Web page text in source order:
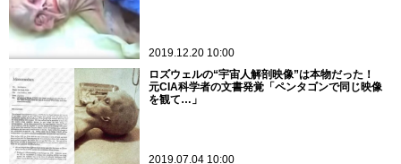
2019.12.20 10:00
ロズウェルの“宇宙人解剖映像”は本物だった！
元CIA科学者の文書発覚「ペンタゴンで同じ映像
を観て…」
2019.07.04 10:00